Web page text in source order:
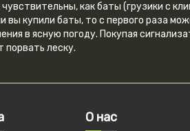
как баты (грузики с
купили баты, то с первого раза
в ясную погоду. Покупая
порвать леску.
О нас